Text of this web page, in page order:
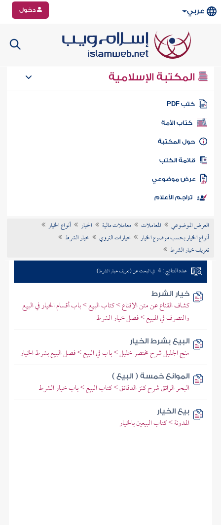
عربي دخول
المكتبة الإسلامية
كتب PDF
كتاب الأمة
المكتبة
الكتب
موضوعي
تراجم الأعلام
العرض الموضوعي المعاملات معاملات مالية الخيار
أنواع الخيار
أنواع الخيار بحسب موضوع الخيار
خيارات التروي
خيار الشرط
تعريف خيار الشرط
عدد النتائج : 4 في البحث عن (تعريف خيار الشرط)
خيار الشرط
كشاف القناع عن متن الإقناع > كتاب البيع > باب أقسام الخيار في البيع
والتصرف في المبيع > فصل خيار الشرط
البيع بشرط الخيار
منح الجليل شرح مختصر خليل > باب في البيع > فصل البيع بشرط الخيار
الموانع خمسة ( البيع )
البحر الرائق شرح كنز الدقائق > كتاب البيع > باب خيار الشرط
بيع الخيار
المدونة > كتاب البيعين بالخيار